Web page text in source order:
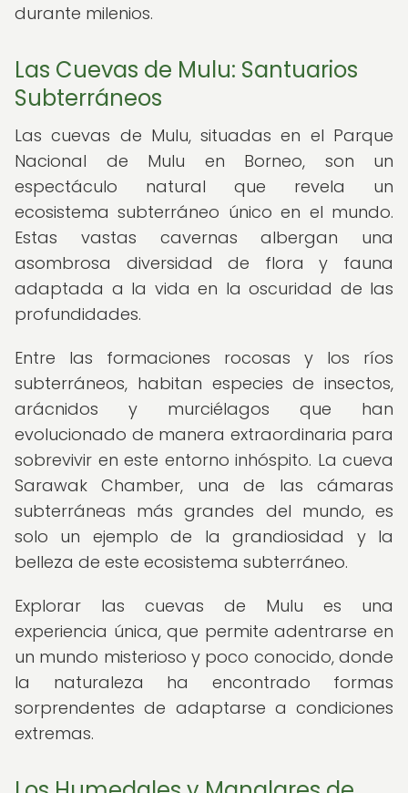
durante milenios.
Las Cuevas de Mulu: Santuarios
Subterráneos
Las cuevas de Mulu, situadas en el Parque
Nacional de Mulu en Borneo, son un
espectáculo natural que revela un
ecosistema subterráneo único en el mundo.
Estas vastas cavernas albergan una
asombrosa diversidad de flora y fauna
adaptada a la vida en la oscuridad de las
profundidades.
Entre las formaciones rocosas y los ríos
subterráneos, habitan especies de insectos,
arácnidos y murciélagos que han
evolucionado de manera extraordinaria para
sobrevivir en este entorno inhóspito. La cueva
Sarawak Chamber, una de las cámaras
subterráneas más grandes del mundo, es
solo un ejemplo de la grandiosidad y la
belleza de este ecosistema subterráneo.
Explorar las cuevas de Mulu es una
experiencia única, que permite adentrarse en
un mundo misterioso y poco conocido, donde
la naturaleza ha encontrado formas
sorprendentes de adaptarse a condiciones
extremas.